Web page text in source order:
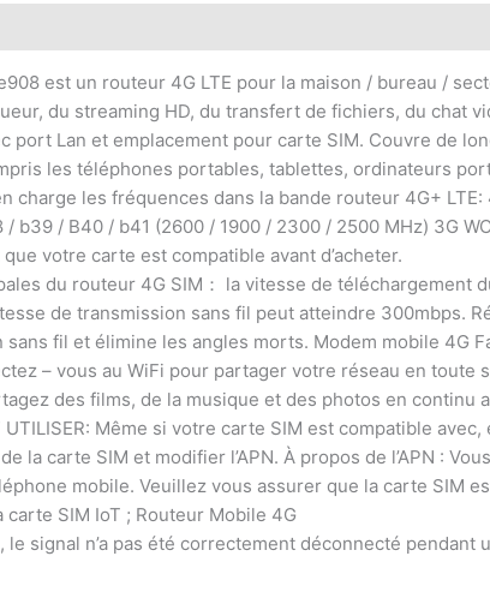
est un routeur 4G LTE pour la maison / bureau /
du streaming HD, du transfert de fichiers, du chat
port Lan et emplacement pour carte SIM. Couvre de
les téléphones portables, tablettes, ordinateurs
charge les fréquences dans la bande routeur 4G+
b39 / B40 / b41 (2600 / 1900 / 2300 / 2500 MHz) 3G
votre carte est compatible avant d’acheter.
du routeur 4G SIM： la vitesse de
de transmission sans fil peut atteindre 300mbps.
fil et élimine les angles morts. Modem mobile 4G
– vous au WiFi pour partager votre réseau en
des films, de la musique et des photos en continu
UTILISER: Même si votre carte SIM est compatible
la carte SIM et modifier l’APN. À propos de l’APN :
mobile. Veuillez vous assurer que la carte SIM
SIM IoT ; Routeur Mobile 4G
le signal n’a pas été correctement déconnecté pendant